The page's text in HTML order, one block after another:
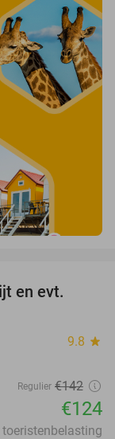
en evt.
9.8 star
Regulier €142
€124
toeristenbelasting